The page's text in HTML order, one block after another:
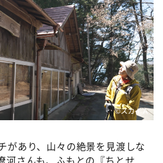
©️スカイＡ
があり、山々の絶景を見渡しな
河さんも、ふもとの『ちとせ